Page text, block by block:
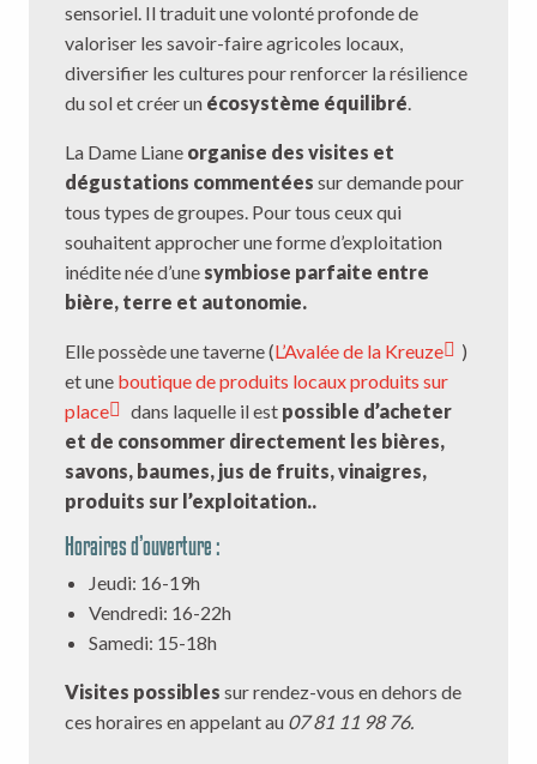
sensoriel. Il traduit une volonté profonde de
valoriser les savoir-faire agricoles locaux,
diversifier les cultures pour renforcer la résilience
du sol et créer un écosystème équilibré.
La Dame Liane organise des visites et
dégustations commentées sur demande pour
tous types de groupes. Pour tous ceux qui
souhaitent approcher une forme d’exploitation
inédite née d’une symbiose parfaite entre
bière, terre et autonomie.
Elle possède une taverne (L’Avalée de la Kreuze
)
et une boutique de produits locaux produits sur
place
dans laquelle il est possible d’acheter
et de consommer directement les bières,
savons, baumes, jus de fruits, vinaigres,
produits sur l’exploitation..
Horaires d’ouverture :
Jeudi: 16-19h
Vendredi: 16-22h
Samedi: 15-18h
Visites possibles sur rendez-vous en dehors de
ces horaires en appelant au 07 81 11 98 76.